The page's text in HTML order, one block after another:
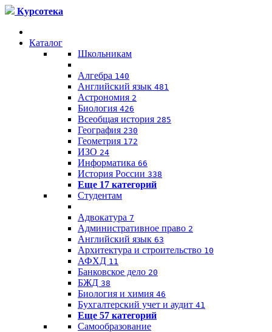
Курсотека
Каталог
Школьникам
Алгебра 140
Английский язык 481
Астрономия 2
Биология 426
Всеобщая история 285
География 230
Геометрия 172
ИЗО 24
Информатика 66
История России 338
Еще 17 категорий
Студентам
Адвокатура 7
Административное право 2
Английский язык 63
Архитектура и строительство 10
АФХД 11
Банковское дело 20
БЖД 38
Биология и химия 46
Бухгалтерский учет и аудит 41
Еще 57 категорий
Самообразование